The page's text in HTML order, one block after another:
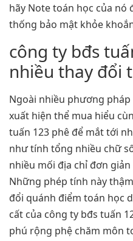
hãy Note toán học của nó
thống bảo mật khỏe
công ty bđs
nhiều thay đổi
Ngoài nhiều phương
xuất hiện thể mua hiểu
tuấn 123 phê để mắt tới
như tính tổng nhiều chữ
nhiều mối địa chỉ đơn
Những phép tính này
đổi quánh điểm toán học
cất của công ty bđs tuấn
phú rộng phệ chăm môn